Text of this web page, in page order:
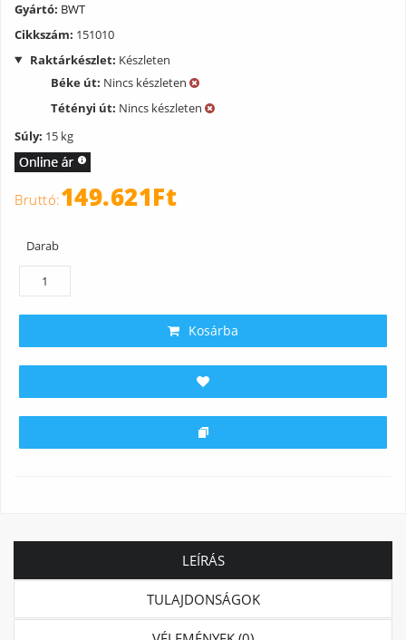
Gyártó: BWT
Cikkszám: 151010
Raktárkészlet: Készleten
Béke út: Nincs készleten
Tétényi út: Nincs készleten
Súly: 15 kg
149.621Ft
Darab
Kosárba
LEÍRÁS
TULAJDONSÁGOK